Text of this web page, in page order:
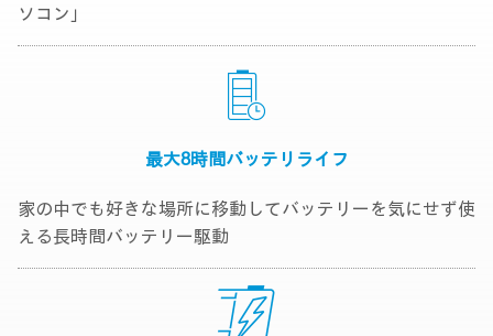
ソコン」
最大8時間バッテリライフ
家の中でも好きな場所に移動してバッテリーを気にせず使
える長時間バッテリー駆動